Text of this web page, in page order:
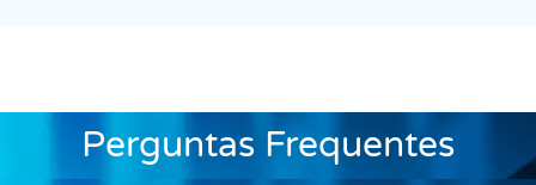
Perguntas Frequentes